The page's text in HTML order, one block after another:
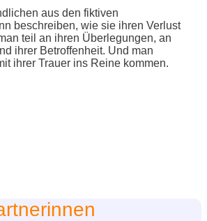
aus den fiktiven
beschreiben, wie sie ihren Verlust
teil an ihren Überlegungen, an
ihrer Betroffenheit. Und man
ihrer Trauer ins Reine kommen.